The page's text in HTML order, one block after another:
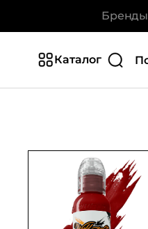
Бренды
Каталог